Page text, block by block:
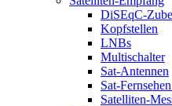
DiSEqC-
Kopfstellen
LNBs
Multischalter
Sat-Antennen
Sat-
Satelliten-